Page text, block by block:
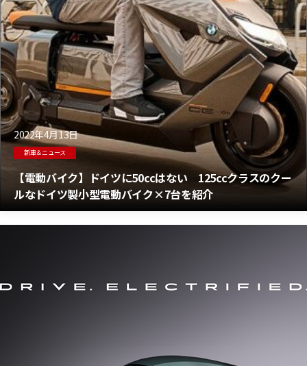
2022年4月13日
新車＆ニュース
【電動バイク】ドイツに50ccはない 125ccクラスのクー
ルなドイツ製小型電動バイク×7台を紹介